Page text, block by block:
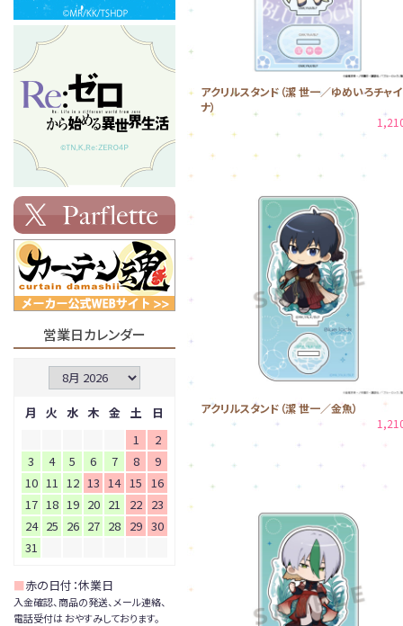
アクリルスタンド（潔 世一／ゆめいろチャイ
ナ）
アクリルスタンド（潔 世一／金魚）
営業日カレンダー
月 火 水 木 金 土
日
1
2
3
4 5 6 7 8
9
10 11 12 13 14 15
16
17 18 19 20 21 22 23
24 25 26 27 28 29 30
31
■赤の日付：休業日
入金確認、商品の発送、メール連絡、
電話受付は おやすみしております。